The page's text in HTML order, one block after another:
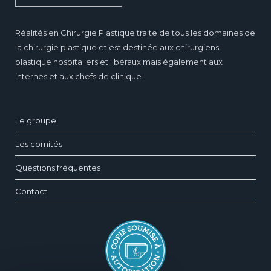
Réalités en Chirurgie Plastique traite de tous les domaines de
la chirurgie plastique et est destinée aux chirurgiens
plastique hospitaliers et libéraux mais également aux
internes et aux chefs de clinique.
Le groupe
Les comités
Questions fréquentes
Contact